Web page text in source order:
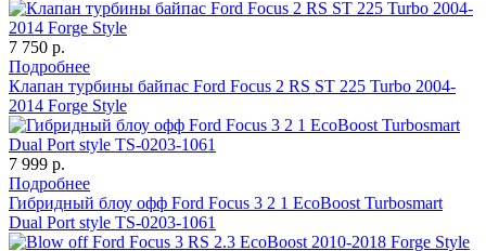
7 750 р.
Подробнее
Клапан турбины байпас Ford Focus 2 RS ST 225 Turbo 2004-
2014 Forge Style
7 999 р.
Подробнее
Гибридный блоу офф Ford Focus 3 2 1 EcoBoost Turbosmart
Dual Port style TS-0203-1061